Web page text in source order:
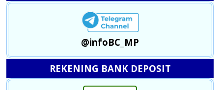
@infoBC_MP
REKENING BANK DEPOSIT